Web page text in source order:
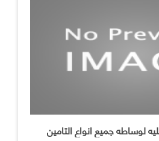
لوساطه جميع انواع التامين